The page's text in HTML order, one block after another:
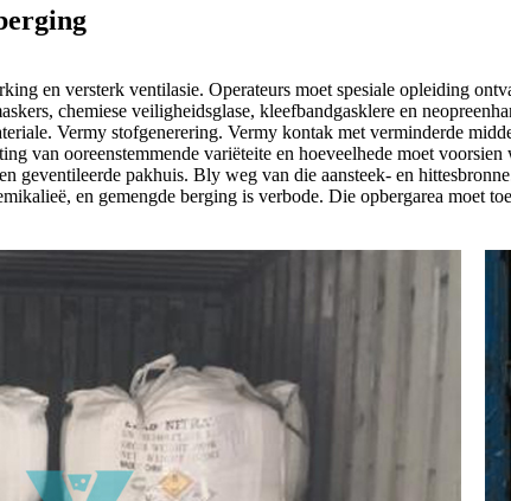
en versterk ventilasie. Operateurs moet spesiale opleiding
chemiese veiligheidsglase, kleefbandgasklere en
Vermy stofgenerering. Vermy kontak met verminderde
van ooreenstemmende variëteite en hoeveelhede moet
geventileerde pakhuis. Bly weg van die aansteek- en
en gemengde berging is verbode. Die opbergarea moet